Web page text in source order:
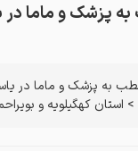
به پزشک و ماما
مطب به پزشک و ماما در
> استان کهگیلویه و